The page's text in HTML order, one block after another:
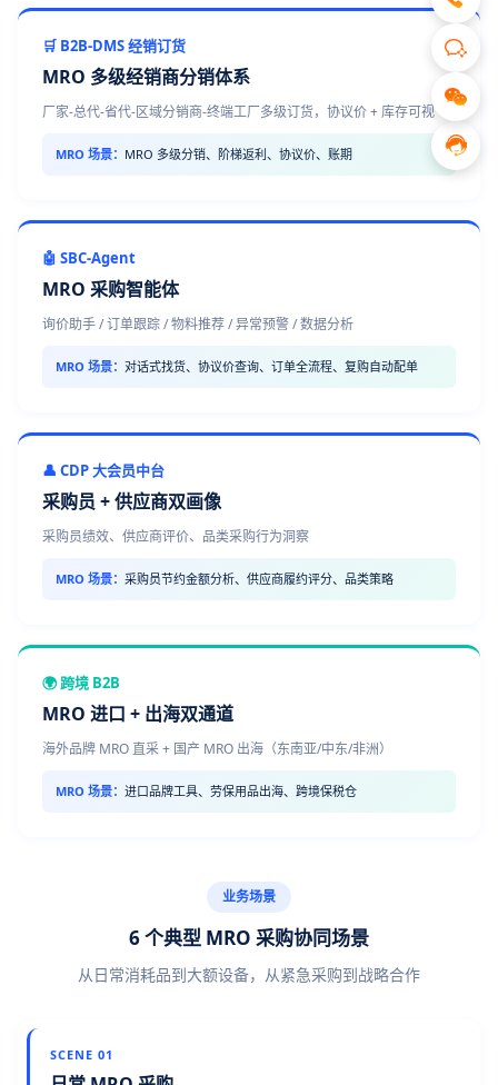
🛒 B2B-DMS 经销订货
MRO 多级经销商分销体系
厂家-总代-省代-区域分销商-终端工厂多级订货，协议价 + 库存可视
MRO 场景： MRO 多级分销、阶梯返利、协议价、账期
🤖 SBC-Agent
MRO 采购智能体
询价助手 / 订单跟踪 / 物料推荐 / 异常预警 / 数据分析
MRO 场景： 对话式找货、协议价查询、订单全流程、复购自动配单
👤 CDP 大会员中台
采购员 + 供应商双画像
采购员绩效、供应商评价、品类采购行为洞察
MRO 场景： 采购员节约金额分析、供应商履约评分、品类策略
🌍 跨境 B2B
MRO 进口 + 出海双通道
海外品牌 MRO 直采 + 国产 MRO 出海（东南亚/中东/非洲）
MRO 场景： 进口品牌工具、劳保用品出海、跨境保税仓
业务场景
6 个典型 MRO 采购协同场景
从日常消耗品到大额设备，从紧急采购到战略合作
SCENE 01